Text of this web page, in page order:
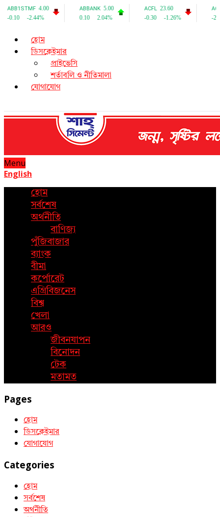
হোম
ডিসক্লেইমার
প্রাইভেসি
শর্তাবলি ও নীতিমালা
যোগাযোগ
Menu
English
হোম
সর্বশেষ
অর্থনীতি
বাণিজ্য
পুঁজিবাজার
ব্যাংক
বীমা
কর্পোরেট
এগ্রিবিজনেস
বিশ্ব
খেলা
আরও
জীবনযাপন
বিনোদন
টেক
মতামত
Pages
হোম
ডিসক্লেইমার
যোগাযোগ
Categories
হোম
সর্বশেষ
অর্থনীতি